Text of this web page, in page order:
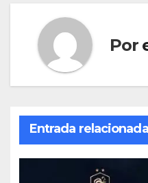
Por
Entrada relacionada